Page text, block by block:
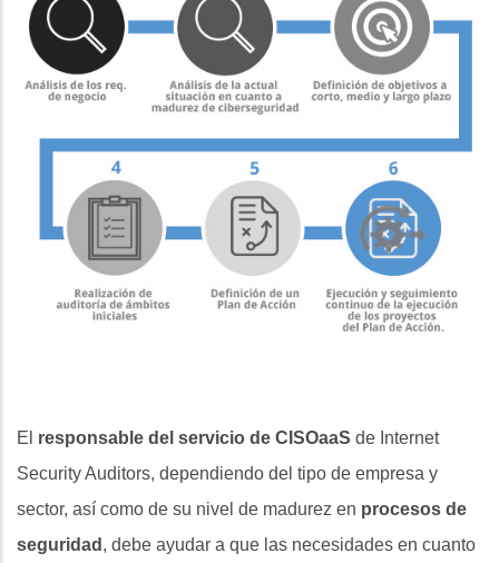
El responsable del servicio de CISOaaS de Internet
Security Auditors, dependiendo del tipo de empresa y
sector, así como de su nivel de madurez en procesos de
seguridad , debe ayudar a que las necesidades en cuanto